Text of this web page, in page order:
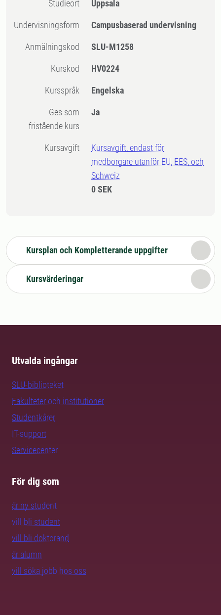
Studieort Uppsala
Undervisningsform Campusbaserad undervisning
Anmälningskod SLU-M1258
Kurskod HV0224
Kursspråk Engelska
Ges som
fristående kurs
Ja
Kursavgift
Kursavgift, endast för
medborgare utanför EU, EES, och
Schweiz
0 SEK
Kursplan och Kompletterande uppgifter
Kursvärderingar
Utvalda ingångar
SLU-biblioteket
Fakulteter och institutioner
Studentkårer
IT-support
Servicecenter
För dig som
är ny student
vill bli student
vill bli doktorand
är alumn
vill söka jobb hos oss